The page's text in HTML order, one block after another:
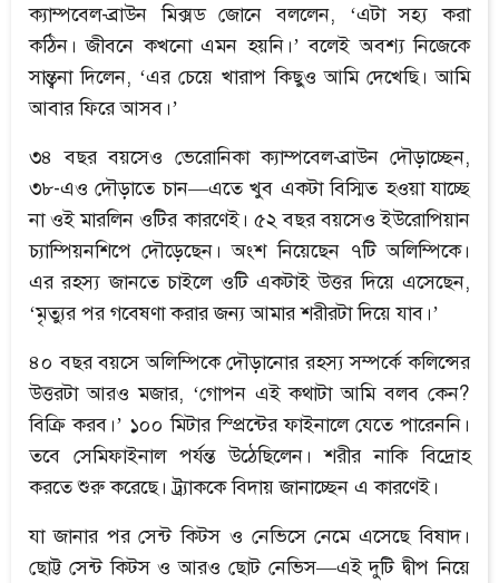
ক্যাম্পবেল-ব্রাউন মিক্সড জোনে বললেন, ‘এটা সহ্য করা
কঠিন। জীবনে কখনো এমন হয়নি।’ বলেই অবশ্য নিজেকে
সান্ত্বনা দিলেন, ‘এর চেয়ে খারাপ কিছুও আমি দেখেছি। আমি
আবার ফিরে আসব।’
৩৪ বছর বয়সেও ভেরোনিকা ক্যাম্পবেল-ব্রাউন দৌড়াচ্ছেন,
৩৮-এও দৌড়াতে চান—এতে খুব একটা বিস্মিত হওয়া যাচ্ছে
না ওই মারলিন ওটির কারণেই। ৫২ বছর বয়সেও ইউরোপিয়ান
চ্যাম্পিয়নশিপে দৌড়েছেন। অংশ নিয়েছেন ৭টি অলিম্পিকে।
এর রহস্য জানতে চাইলে ওটি একটাই উত্তর দিয়ে এসেছেন,
‘মৃত্যুর পর গবেষণা করার জন্য আমার শরীরটা দিয়ে যাব।’
৪০ বছর বয়সে অলিম্পিকে দৌড়ানোর রহস্য সম্পর্কে কলিন্সের
উত্তরটা আরও মজার, ‘গোপন এই কথাটা আমি বলব কেন?
বিক্রি করব।’ ১০০ মিটার স্প্রিন্টের ফাইনালে যেতে পারেননি।
তবে সেমিফাইনাল পর্যন্ত উঠেছিলেন। শরীর নাকি বিদ্রোহ
করতে শুরু করেছে। ট্র্যাককে বিদায় জানাচ্ছেন এ কারণেই।
যা জানার পর সেন্ট কিটস ও নেভিসে নেমে এসেছে বিষাদ।
ছোট্ট সেন্ট কিটস ও আরও ছোট নেভিস—এই দুটি দ্বীপ নিয়ে